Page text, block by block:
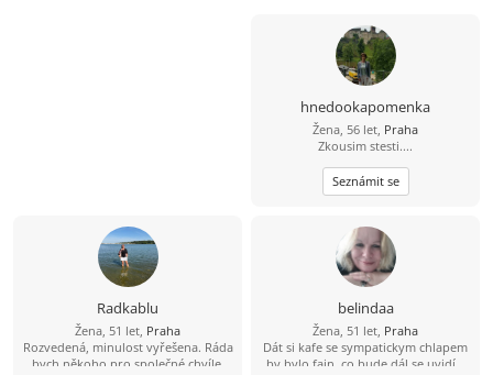
hnedookapomenka
Žena, 56 let, Praha
Zkousim stesti....
Seznámit se
Radkablu
Žena, 51 let, Praha
Rozvedená, minulost vyřešena. Ráda
bych někoho pro společné chvíle.
belindaa
Žena, 51 let, Praha
Dát si kafe se sympatickym chlapem
by bylo fajn, co bude dál,se uvidí...